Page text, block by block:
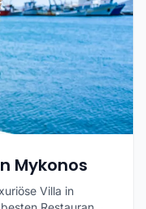
Mykonos
Villa in